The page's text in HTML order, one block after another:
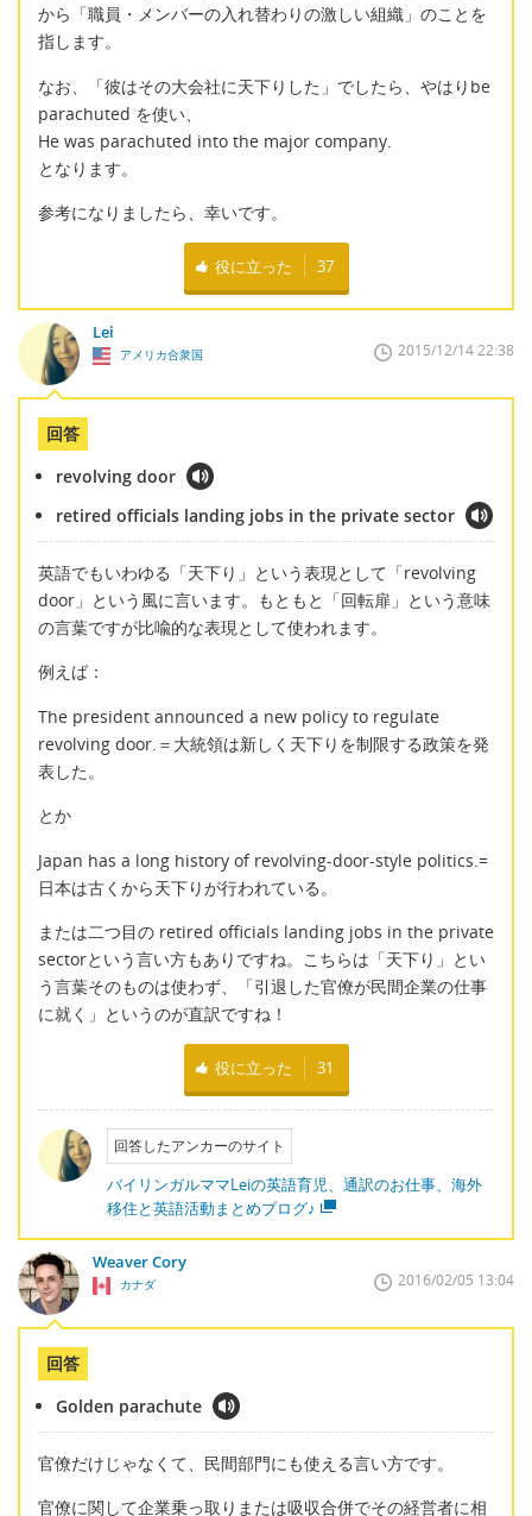
から「職員・メンバーの入れ替わりの激しい組織」のことを
指します。
なお、「彼はその大会社に天下りした」でしたら、やはりbe
parachuted を使い、
He was parachuted into the major company.
となります。
参考になりましたら、幸いです。
役に立った 37
Lei
アメリカ合衆国 2015/12/14 22:38
回答
revolving door
retired officials landing jobs in the private sector
英語でもいわゆる「天下り」という表現として「revolving
door」という風に言います。もともと「回転扉」という意味
の言葉ですが比喩的な表現として使われます。
例えば：
The president announced a new policy to regulate
revolving door.＝大統領は新しく天下りを制限する政策を発
表した。
とか
Japan has a long history of revolving-door-style politics.=
日本は古くから天下りが行われている。
または二つ目の retired officials landing jobs in the private
sectorという言い方もありですね。こちらは「天下り」とい
う言葉そのものは使わず、「引退した官僚が民間企業の仕事
に就く」というのが直訳ですね！
役に立った 31
回答したアンカーのサイト
バイリンガルママLeiの英語育児、通訳のお仕事、海外
移住と英語活動まとめブログ♪
Weaver Cory
カナダ 2016/02/05 13:04
回答
Golden parachute
官僚だけじゃなくて、民間部門にも使える言い方です。
官僚に関して企業乗っ取りまたは吸収合併でその経営者に相